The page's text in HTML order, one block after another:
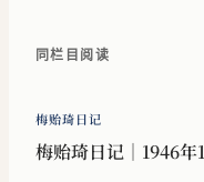
同栏目阅读
梅贻琦日记
梅贻琦日记｜1946年